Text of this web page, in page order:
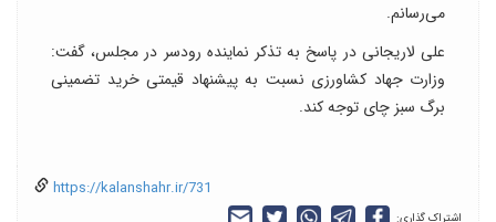
می‌رسانم.
علی لاریجانی در پاسخ به تذکر نماینده رودسر در مجلس، گفت:
وزارت جهاد کشاورزی نسبت به پیشنهاد قیمتی خرید تضمینی
برگ سبز چای توجه کند.
https://kalanshahr.ir/731
اشتراک گذاری: